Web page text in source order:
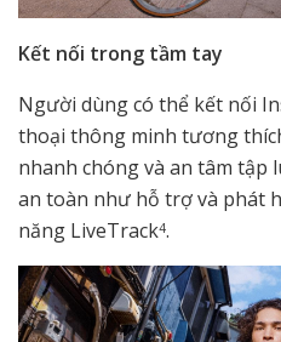
Kết nối trong tầm tay
Người dùng có thể kết nối
thoại thông minh tương
nhanh chóng và an tâm tập
an toàn như hỗ trợ và phát
năng LiveTrack4.